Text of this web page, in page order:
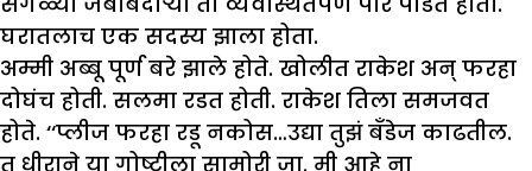
घरातलाच एक सदस्य झाला होता.
अम्मी अब्बू पूर्ण बरे झाले होते. खोलीत राकेश अन् फरहा
दोघंच होती. सलमा रडत होती. राकेश तिला समजवत
होते. ‘‘प्लीज फरहा रडू नकोस…उद्या तुझं बँडेज काढतील.
तू धीराने या गोष्टीला सामोरी जा. मी आहे ना